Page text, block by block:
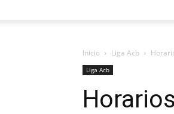
Inicio Liga Acb
Liga Acb